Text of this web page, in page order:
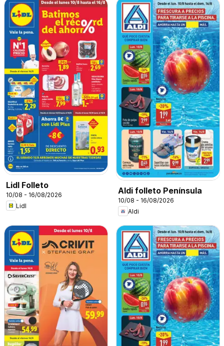
Lidl Folleto
10/08 - 16/08/2026
Lidl
Aldi folleto Península
10/08 - 16/08/2026
Aldi